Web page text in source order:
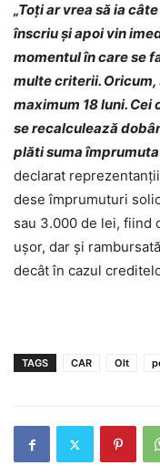
„Toţi ar vrea să ia
înscriu şi apoi vin
momentul în care se
multe criterii.
maximum 18 luni.
se recalculează
plăti suma
declarat
dese împrumuturi
sau 3.000 de lei, fiind
uşor, dar şi
decât în cazul
TAGS CAR Olt